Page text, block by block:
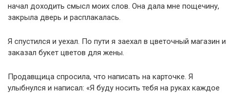
начал доходить смысл моих слов. Она дала мне пощечину,
закрыла дверь и расплакалась.
Я спустился и уехал. По пути я заехал в цветочный магазин и
заказал букет цветов для жены.
Продавщица спросила, что написать на карточке. Я
улыбнулся и написал: «Я буду носить тебя на руках каждое